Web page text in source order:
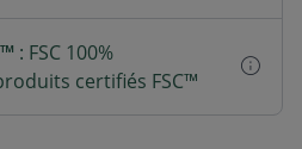
: FSC 100%
certifiés FSC™